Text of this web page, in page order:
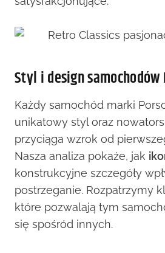
Styl i design samochodów
Każdy samochód marki
unikatowy styl oraz
przyciąga wzrok od
Nasza analiza pokaże, jak
konstrukcyjne szczegóły
postrzeganie. Rozpatrzymy
które pozwalają tym
się spośród innych.